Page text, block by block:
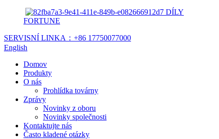
DÍLY
FORTUNE
SERVISNÍ LINKA： +86 17750077000
English
Domov
Produkty
O nás
Prohlídka továrny
Zprávy
Novinky z oboru
Novinky společnosti
Kontaktujte nás
Často kladené otázky